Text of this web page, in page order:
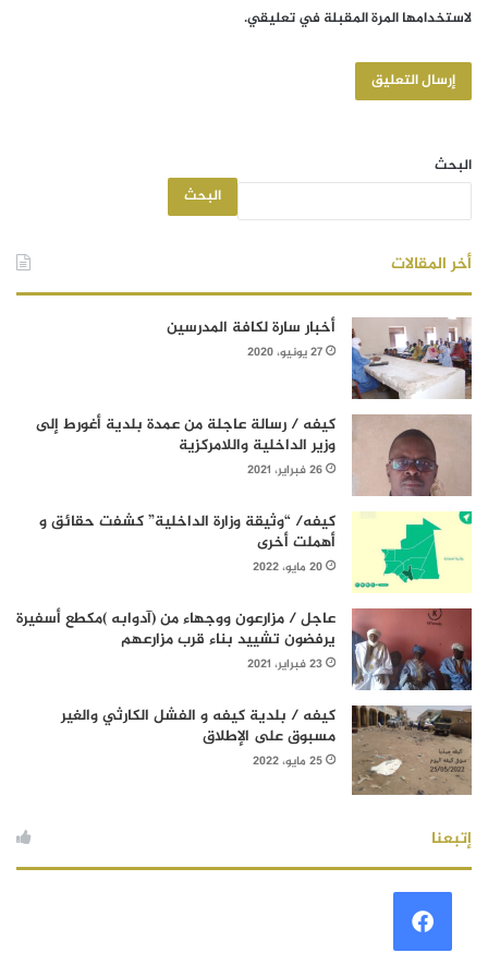
لاستخدامها المرة المقبلة في تعليقي.
البحث
البحث
أخر المقالات
أخبار سارة لكافة المدرسين
27 يونيو، 2020
كيفه / رسالة عاجلة من عمدة بلدية أغورط إلى
وزير الداخلية واللامركزية
26 فبراير، 2021
كيفه/ “وثيقة وزارة الداخلية” كشفت حقائق و
أهملت أخرى
20 مايو، 2022
عاجل / مزارعون ووجهاء من (آدوابه )مكطع أسفيرة
يرفضون تشييد بناء قرب مزارعهم
23 فبراير، 2021
كيفه / بلدية كيفه و الفشل الكارثي والغير
مسبوق على الإطلاق
25 مايو، 2022
إتبعنا